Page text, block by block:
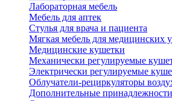
Лабораторная мебель
Мебель для аптек
Стулья для врача и пациента
Мягкая мебель для медицинских
Медицинские кушетки
Механически регулируемые
Электрически регулируемые
Облучатели-рециркуляторы
Дополнительные принадлежности